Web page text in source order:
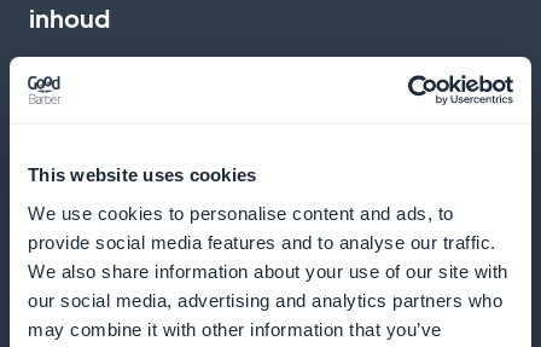
This website uses cookies
We use cookies to personalise content and ads, to
provide social media features and to analyse our traffic.
We also share information about your use of our site with
our social media, advertising and analytics partners who
may combine it with other information that you’ve
inhoud
Analyseer trends en voorkeuren om je publicaties te
optimaliseren. Gebruik nauwkeurige gegevens om je
waardoor de effectiviteit van je artikelen en de
tevredenheid van je abonnees verbetert
Actieve promotie vanaf de eerste pagina